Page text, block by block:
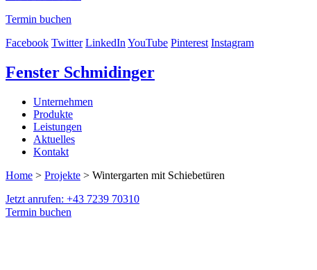
Termin buchen
Facebook Twitter LinkedInYouTube Pinterest Instagram
Fenster Schmidinger
Unternehmen
Produkte
Leistungen
Aktuelles
Kontakt
Home > Projekte > Wintergarten mit Schiebetüren
Jetzt anrufen: +43 7239 70310
Termin buchen